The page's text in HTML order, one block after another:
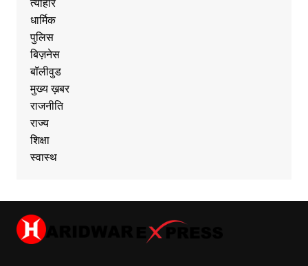
त्यौहार
धार्मिक
पुलिस
बिज़नेस
बॉलीवुड
मुख्य ख़बर
राजनीति
राज्य
शिक्षा
स्वास्थ